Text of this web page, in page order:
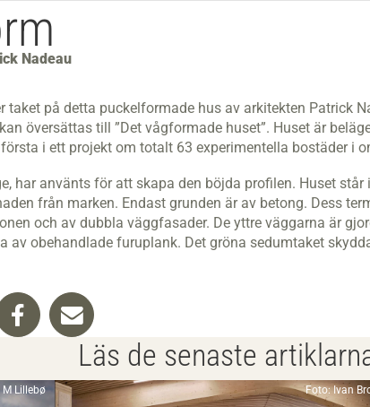
Nadeau
taket på detta puckelformade hus av arkitekten Patrick
översättas till ”Det våg­formade huset”. Huset är
i ett projekt om totalt 63 experimentella bostäder i
har använts för att skapa den böjda profilen. Huset står
från marken. Endast grunden är av betong. Dess
och av dubbla väggfasader. De yttre väggarna är
av obehandlade furuplank. Det gröna sedumtaket
Läs de senaste
Lillebø Foto: Ivan